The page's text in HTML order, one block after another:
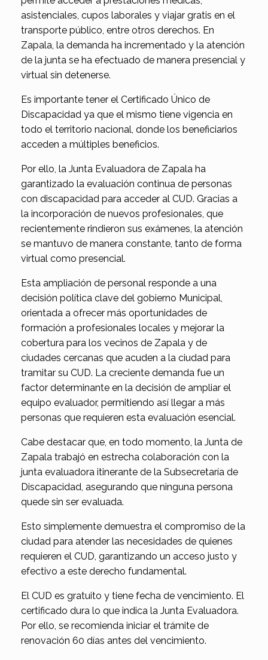
asistenciales, cupos laborales y viajar gratis en el
transporte público, entre otros derechos. En
Zapala, la demanda ha incrementado y la atención
de la junta se ha efectuado de manera presencial y
virtual sin detenerse.
Es importante tener el Certificado Único de
Discapacidad ya que el mismo tiene vigencia en
todo el territorio nacional, donde los beneficiarios
acceden a múltiples beneficios.
Por ello, la Junta Evaluadora de Zapala ha
garantizado la evaluación continua de personas
con discapacidad para acceder al CUD. Gracias a
la incorporación de nuevos profesionales, que
recientemente rindieron sus exámenes, la atención
se mantuvo de manera constante, tanto de forma
virtual como presencial.
Esta ampliación de personal responde a una
decisión política clave del gobierno Municipal,
orientada a ofrecer más oportunidades de
formación a profesionales locales y mejorar la
cobertura para los vecinos de Zapala y de
ciudades cercanas que acuden a la ciudad para
tramitar su CUD. La creciente demanda fue un
factor determinante en la decisión de ampliar el
equipo evaluador, permitiendo así llegar a más
personas que requieren esta evaluación esencial.
Cabe destacar que, en todo momento, la Junta de
Zapala trabajó en estrecha colaboración con la
junta evaluadora itinerante de la Subsecretaría de
Discapacidad, asegurando que ninguna persona
quede sin ser evaluada.
Esto simplemente demuestra el compromiso de la
ciudad para atender las necesidades de quienes
requieren el CUD, garantizando un acceso justo y
efectivo a este derecho fundamental.
El CUD es gratuito y tiene fecha de vencimiento. El
certificado dura lo que indica la Junta Evaluadora.
Por ello, se recomienda iniciar el trámite de
renovación 60 días antes del vencimiento.